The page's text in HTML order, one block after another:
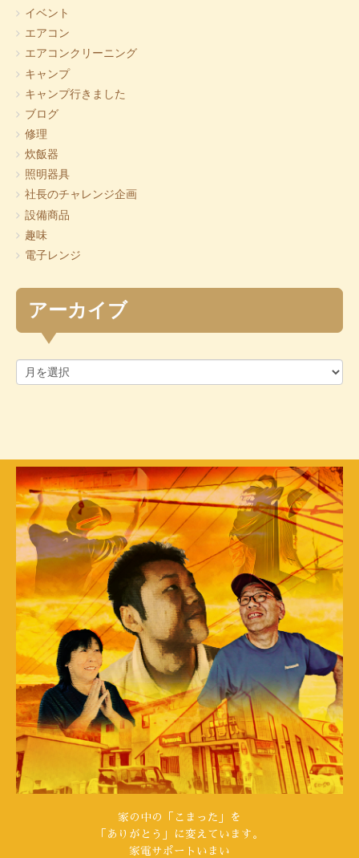
イベント
エアコン
エアコンクリーニング
キャンプ
キャンプ行きました
ブログ
修理
炊飯器
照明器具
社長のチャレンジ企画
設備商品
趣味
電子レンジ
アーカイブ
家の中の「こまった」を
「ありがとう」に変えています。
家電サポートいまい